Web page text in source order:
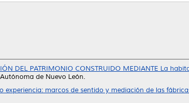
DEL PATRIMONIO CONSTRUIDO MEDIANTE La
de Nuevo León.
experiencia: marcos de sentido y mediación de las